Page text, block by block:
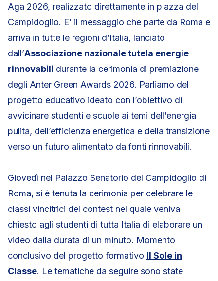
Aga 2026, realizzato direttamente in piazza del
Campidoglio. E’ il messaggio che parte da Roma e
arriva in tutte le regioni d’Italia, lanciato
dall’Associazione nazionale tutela energie
rinnovabili durante la cerimonia di premiazione
degli Anter Green Awards 2026. Parliamo del
progetto educativo ideato con l’obiettivo di
avvicinare studenti e scuole ai temi dell’energia
pulita, dell’efficienza energetica e della transizione
verso un futuro alimentato da fonti rinnovabili.
Giovedì nel Palazzo Senatorio del Campidoglio di
Roma, si è tenuta la cerimonia per celebrare le
classi vincitrici del contest nel quale veniva
chiesto agli studenti di tutta Italia di elaborare un
video dalla durata di un minuto. Momento
conclusivo del progetto formativo Il Sole in
Classe. Le tematiche da seguire sono state